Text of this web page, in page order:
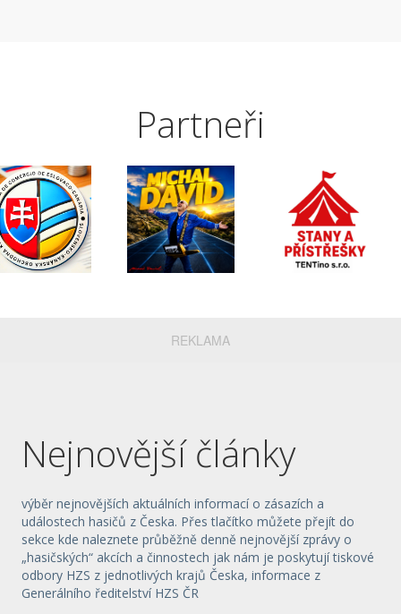
Partneři
REKLAMA
Nejnovější články
výběr nejnovějších aktuálních informací o zásazích a
událostech hasičů z Česka. Přes tlačítko můžete přejít do
sekce kde naleznete průběžně denně nejnovější zprávy o
„hasičských“ akcích a činnostech jak nám je poskytují tiskové
odbory HZS z jednotlivých krajů Česka, informace z
Generálního ředitelství HZS ČR